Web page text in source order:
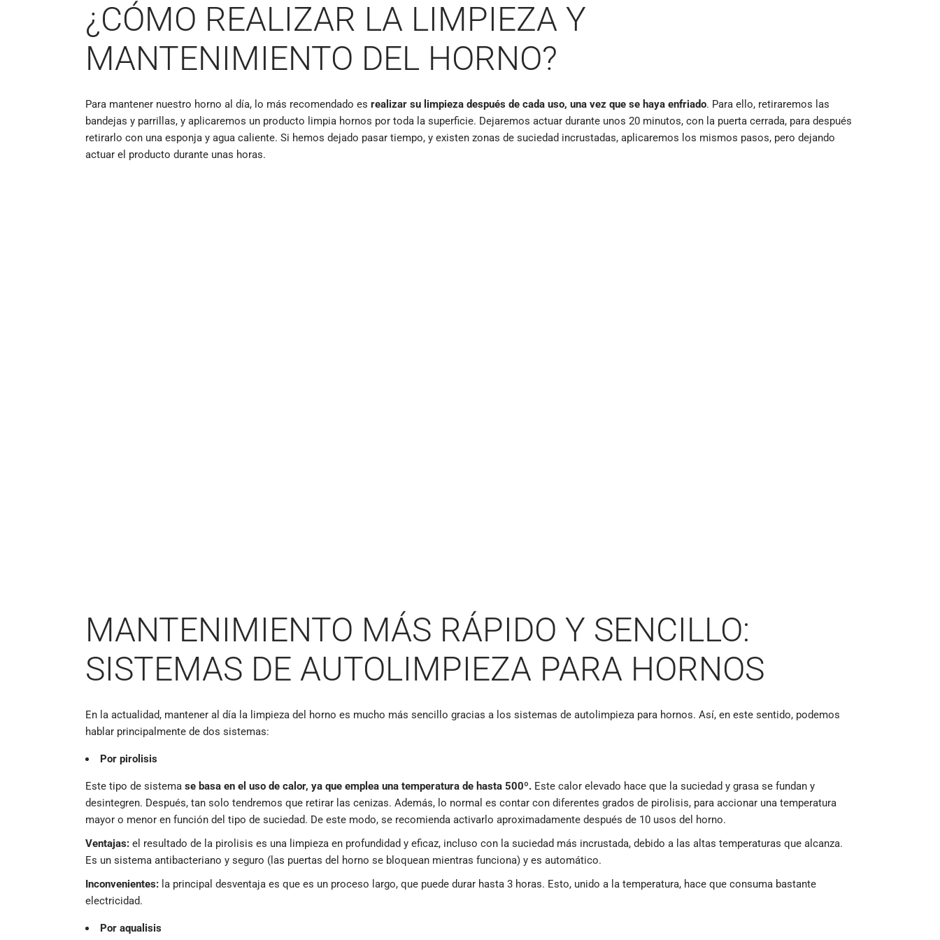
¿CÓMO REALIZAR LA LIMPIEZA Y
MANTENIMIENTO DEL HORNO?
Para mantener nuestro horno al día, lo más recomendado es realizar su limpieza después de cada uso, una vez que se haya enfriado. Para ello, retiraremos las
bandejas y parrillas, y aplicaremos un producto limpia hornos por toda la superficie. Dejaremos actuar durante unos 20 minutos, con la puerta cerrada, para después
retirarlo con una esponja y agua caliente. Si hemos dejado pasar tiempo, y existen zonas de suciedad incrustadas, aplicaremos los mismos pasos, pero dejando
actuar el producto durante unas horas.
MANTENIMIENTO MÁS RÁPIDO Y SENCILLO:
SISTEMAS DE AUTOLIMPIEZA PARA HORNOS
En la actualidad, mantener al día la limpieza del horno es mucho más sencillo gracias a los sistemas de autolimpieza para hornos. Así, en este sentido, podemos
hablar principalmente de dos sistemas:
Por pirolisis
Este tipo de sistema se basa en el uso de calor, ya que emplea una temperatura de hasta 500º. Este calor elevado hace que la suciedad y grasa se fundan y
desintegren. Después, tan solo tendremos que retirar las cenizas. Además, lo normal es contar con diferentes grados de pirolisis, para accionar una temperatura
mayor o menor en función del tipo de suciedad. De este modo, se recomienda activarlo aproximadamente después de 10 usos del horno.
Ventajas: el resultado de la pirolisis es una limpieza en profundidad y eficaz, incluso con la suciedad más incrustada, debido a las altas temperaturas que alcanza.
Es un sistema antibacteriano y seguro (las puertas del horno se bloquean mientras funciona) y es automático.
Inconvenientes: la principal desventaja es que es un proceso largo, que puede durar hasta 3 horas. Esto, unido a la temperatura, hace que consuma bastante
electricidad.
Por aqualisis